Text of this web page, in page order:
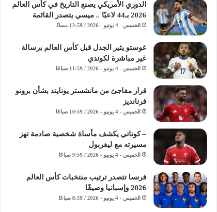
الدوري الأمريكي يصنع التاريخ في كأس العالم
2026 بـ44 لاعبًا .. ميسي يتصدر القائمة
الخميس - 4 يونيو - 2026 / 12:59 مساءً
غوستو يثير الجدل قبل كأس العالم برسالة
غير مباشرة لكوندي
الخميس - 4 يونيو - 2026 / 11:59 صباحًا
قرار مفاجئ من مانشستر يونايتد بشأن برونو
فرنانديز
الخميس - 4 يونيو - 2026 / 10:59 صباحًا
– كوناتي يكشف مأساة شخصية صادمة تهز
مسيرته مع ليفربول
الخميس - 4 يونيو - 2026 / 9:59 صباحًا
فرنسا تتصدر ترتيب منتخبات كأس العالم
2026 وإسبانيا وصيفًا
الخميس - 4 يونيو - 2026 / 8:59 صباحًا